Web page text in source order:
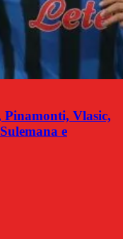
Pinamonti, Vlasic,
e